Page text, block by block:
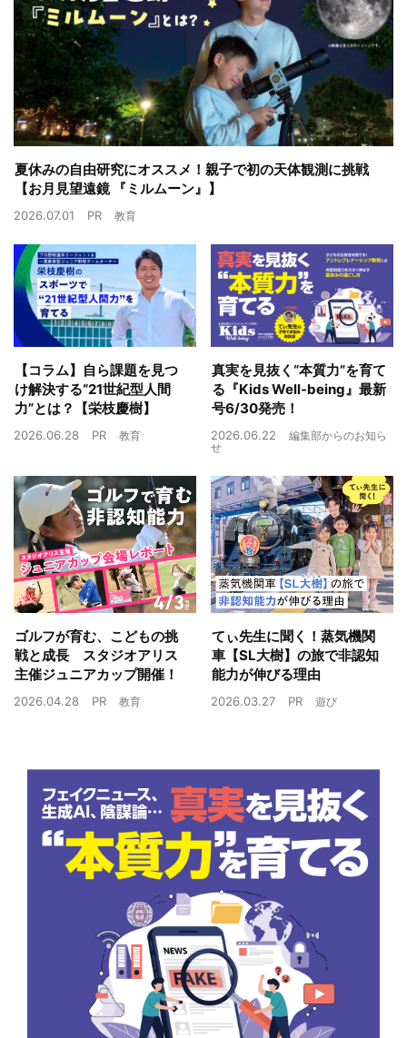
夏休みの自由研究にオススメ！親子で初の天体観測に挑戦
【お月見望遠鏡 『ミルムーン』】
2026.07.01 PR 教育
【コラム】自ら課題を見つ
け解決する“21世紀型人間
力”とは？【栄枝慶樹】
2026.06.28 PR 教育
真実を見抜く“本質力”を育て
る『Kids Well-being』最新
号6/30発売！
2026.06.22
編集部からのお知ら
せ
ゴルフが育む、こどもの挑
戦と成長 スタジオアリス
主催ジュニアカップ開催！
2026.04.28 PR 教育
てぃ先生に聞く！蒸気機関
車【SL大樹】の旅で非認知
能力が伸びる理由
2026.03.27 PR 遊び